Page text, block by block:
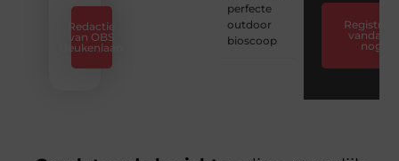
Redactie
van OBS
Beukenlaan
perfecte
outdoor
bioscoop
Registreer
vandaag
nog